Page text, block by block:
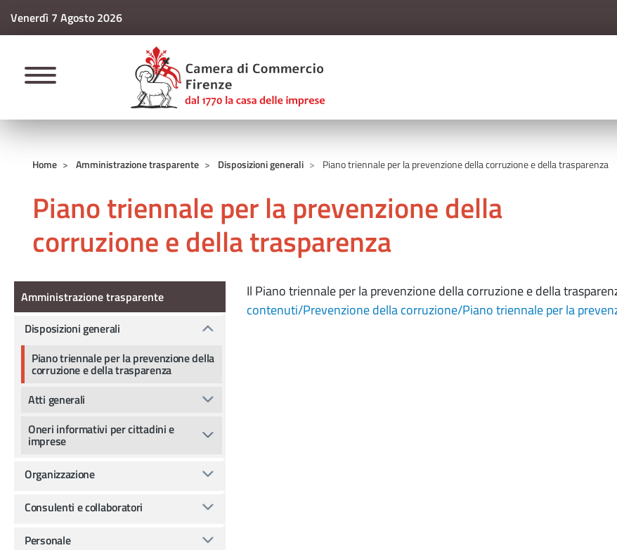
Venerdì 7 Agosto 2026
CAMERE DI COMMERCIO D'ITALIA
Home Amministrazione trasparente Disposizioni generali Piano triennale per la prevenzione della corruzione e della trasparenza
Piano triennale per la prevenzione della
corruzione e della trasparenza
Il Piano triennale per la prevenzione della corruzione e della
contenuti/Prevenzione della corruzione/Piano triennale per la
Amministrazione Trasparente
Amministrazione trasparente
Disposizioni generali
Piano triennale per la prevenzione della
corruzione e della trasparenza
Atti generali
Oneri informativi per cittadini e
imprese
Organizzazione
Consulenti e collaboratori
Personale